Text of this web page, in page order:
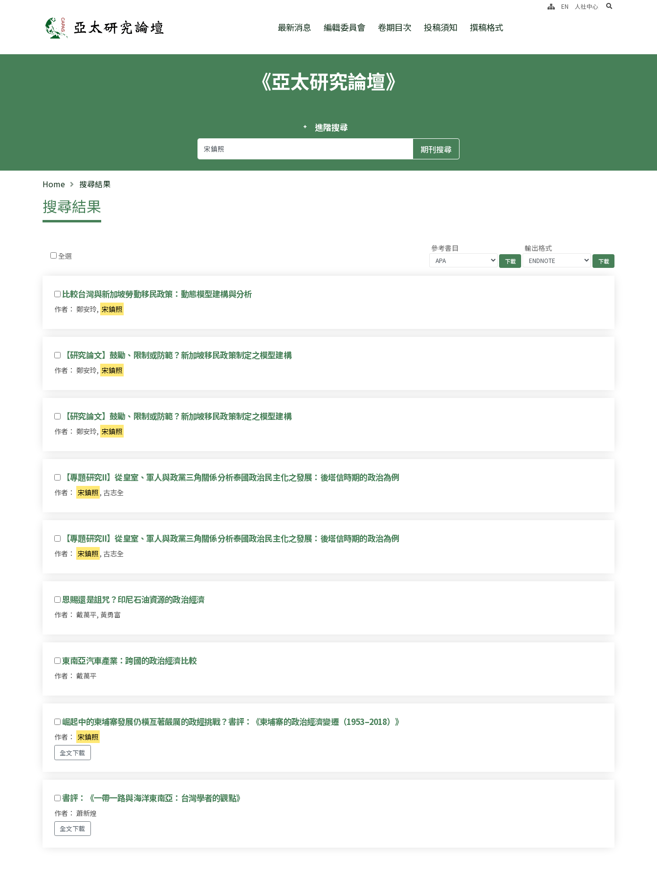
亞太研究論壇 最新消息 編輯委員會 卷期目次 投稿須知 撰稿格式
EN 人社中心 search
《亞太研究論壇》
進階搜尋
Home 搜尋結果
搜尋結果
全選
參考書目 輸出格式
比較台灣與新加坡勞動移民政策：動態模型建構與分析
作者： 鄭安玲, 宋鎮照
【研究論文】鼓勵、限制或防範？新加坡移民政策制定之模型建構
作者： 鄭安玲, 宋鎮照
【研究論文】鼓勵、限制或防範？新加坡移民政策制定之模型建構
作者： 鄭安玲, 宋鎮照
【專題研究II】從皇室、軍人與政黨三角關係分析泰國政治民主化之發展：後塔信時期的政治為例
作者： 宋鎮照 , 古志全
【專題研究II】從皇室、軍人與政黨三角關係分析泰國政治民主化之發展：後塔信時期的政治為例
作者： 宋鎮照 , 古志全
恩賜還是詛咒？印尼石油資源的政治經濟
作者： 戴萬平, 黃勇富
東南亞汽車產業：跨國的政治經濟比較
作者： 戴萬平
崛起中的柬埔寨發展仍橫亙著嚴厲的政經挑戰？書評：《柬埔寨的政治經濟變遷（1953–2018）》
作者： 宋鎮照
全文下載
書評：《一帶一路與海洋東南亞：台灣學者的觀點》
作者： 蕭新煌
全文下載